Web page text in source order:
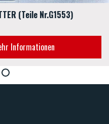
(Teile Nr.G1553)
Informationen
3